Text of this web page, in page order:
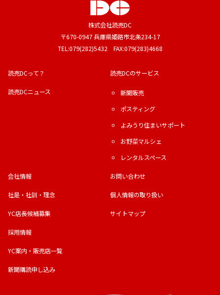
株式会社読売DC
〒670-0947 兵庫県姫路市北条234-17
TEL:079(282)5432 FAX:079(283)4668
読売DCって？
読売DCニュース
読売DCのサービス
新聞販売
ポスティング
よみうり住まいサポート
お野菜マルシェ
レンタルスペース
会社情報
社是・社訓・理念
YC店長候補募集
採用情報
YC案内・販売店一覧
新聞購読申し込み
お問い合わせ
個人情報の取り扱い
サイトマップ